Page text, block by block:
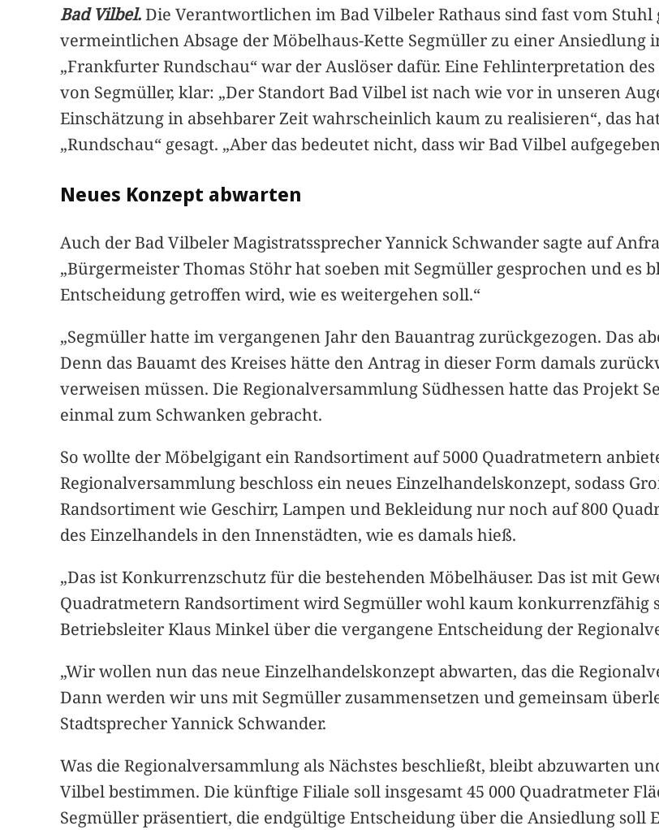
Bad Vilbel.Die Verantwortlichen im Bad Vilbeler Rathaus sind fast vom
vermeintlichen Absage der Möbelhaus-Kette Segmüller zu einer
„Frankfurter Rundschau“ war der Auslöser dafür. Eine Fehlinterpretation
von Segmüller, klar: „Der Standort Bad Vilbel ist nach wie vor in unseren
Einschätzung in absehbarer Zeit wahrscheinlich kaum zu realisieren“, das
„Rundschau“ gesagt. „Aber das bedeutet nicht, dass wir Bad Vilbel
Neues Konzept abwarten
Auch der Bad Vilbeler Magistratssprecher Yannick Schwander sagte auf
„Bürgermeister Thomas Stöhr hat soeben mit Segmüller gesprochen und es
Entscheidung getroffen wird, wie es weitergehen soll.“
„Segmüller hatte im vergangenen Jahr den Bauantrag zurückgezogen. Das
Denn das Bauamt des Kreises hätte den Antrag in dieser Form damals
verweisen müssen. Die Regionalversammlung Südhessen hatte das Projekt
einmal zum Schwanken gebracht.
So wollte der Möbelgigant ein Randsortiment auf 5000 Quadratmetern
Regionalversammlung beschloss ein neues Einzelhandelskonzept, sodass
Randsortiment wie Geschirr, Lampen und Bekleidung nur noch auf 800
des Einzelhandels in den Innenstädten, wie es damals hieß.
„Das ist Konkurrenzschutz für die bestehenden Möbelhäuser. Das ist mit
Quadratmetern Randsortiment wird Segmüller wohl kaum konkurrenzfähig
Betriebsleiter Klaus Minkel über die vergangene Entscheidung der
„Wir wollen nun das neue Einzelhandelskonzept abwarten, das die
Dann werden wir uns mit Segmüller zusammensetzen und gemeinsam
Stadtsprecher Yannick Schwander.
Was die Regionalversammlung als Nächstes beschließt, bleibt abzuwarten
Vilbel bestimmen. Die künftige Filiale soll insgesamt 45 000 Quadratmeter
Segmüller präsentiert, die endgültige Entscheidung über die Ansiedlung soll